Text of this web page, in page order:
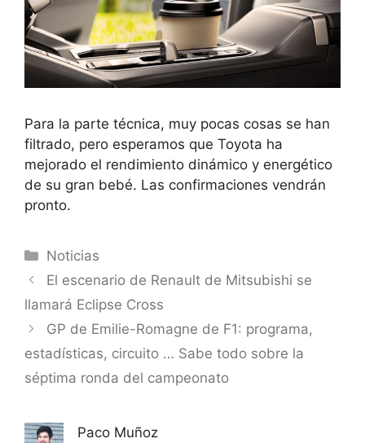
Para la parte técnica, muy pocas cosas se han
filtrado, pero esperamos que Toyota ha
mejorado el rendimiento dinámico y energético
de su gran bebé. Las confirmaciones vendrán
pronto.
Categorías
Noticias
El escenario de Renault de Mitsubishi se
llamará Eclipse Cross
GP de Emilie-Romagne de F1: programa,
estadísticas, circuito … Sabe todo sobre la
séptima ronda del campeonato
Paco Muñoz